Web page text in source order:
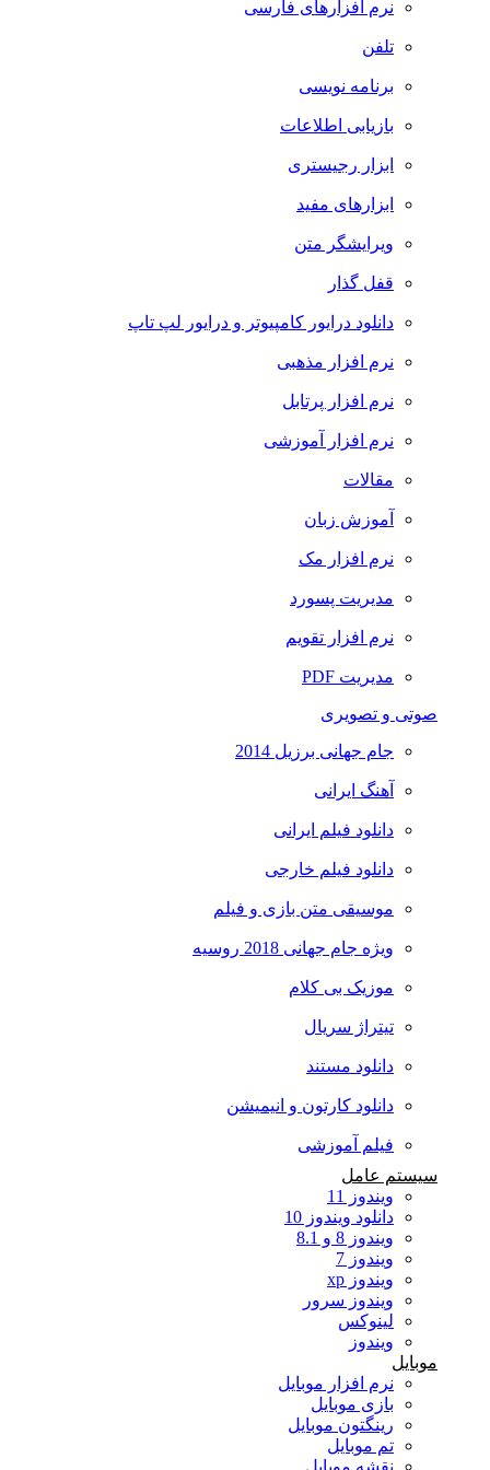
نرم افزارهای فارسی
تلفن
برنامه نویسی
بازیابی اطلاعات
ابزار رجیستری
ابزارهای مفید
ویرایشگر متن
قفل گذار
دانلود درایور کامپیوتر و درایور لپ تاپ
نرم افزار مذهبی
نرم افزار پرتابل
نرم افزار آموزشی
مقالات
آموزش زبان
نرم افزار مک
مدیریت پسورد
نرم افزار تقویم
مدیریت PDF
صوتی و تصویری
جام جهانی برزیل 2014
آهنگ ایرانی
دانلود فیلم ایرانی
دانلود فیلم خارجی
موسیقی متن بازی و فیلم
ویژه جام جهانی 2018 روسیه
موزیک بی کلام
تیتراژ سریال
دانلود مستند
دانلود کارتون و انیمیشن
فیلم آموزشی
سیستم عامل
ویندوز 11
دانلود ویندوز 10
ویندوز 8 و 8.1
ویندوز 7
ویندوز xp
ویندوز سرور
لینوکس
ویندوز
موبایل
نرم افزار موبایل
بازی موبایل
رینگتون موبایل
تم موبایل
نقشه موبایل